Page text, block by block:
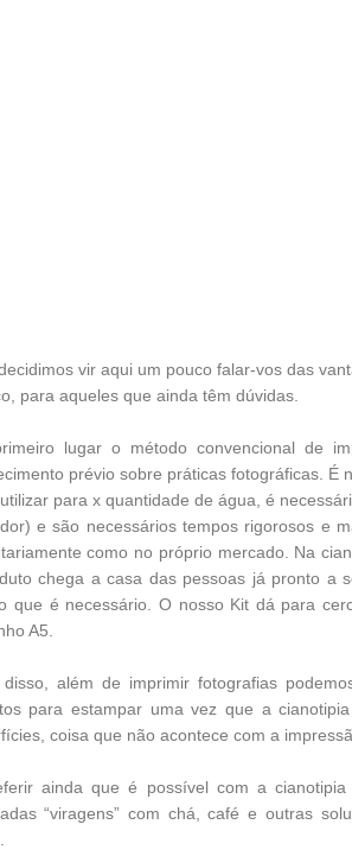
vir aqui um pouco falar-vos das
para aqueles que ainda têm dúvidas.
lugar o método convencional de
prévio sobre práticas fotográficas. É
para x quantidade de água, é
e são necessários tempos rigorosos e
como no próprio mercado. Na
chega a casa das pessoas já pronto a
que é necessário. O nosso Kit dá para
A5.
disso, além de imprimir fotografias
para estampar uma vez que a
coisa que não acontece com a
ainda que é possível com a
“viragens” com chá, café e outras